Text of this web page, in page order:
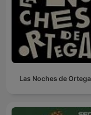
Las Noches de Ortega